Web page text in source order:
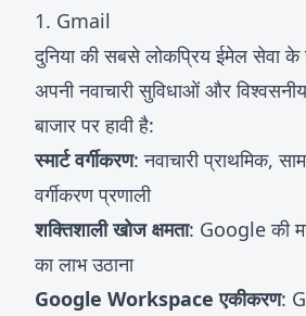
1. Gmail
दुनिया की सबसे लोकप्रिय ईमेल सेवा
अपनी नवाचारी सुविधाओं और
बाजार पर हावी है:
स्मार्ट वर्गीकरण: नवाचारी प्राथमिक,
वर्गीकरण प्रणाली
शक्तिशाली खोज क्षमता: Google की
का लाभ उठाना
Google Workspace एकीकरण: